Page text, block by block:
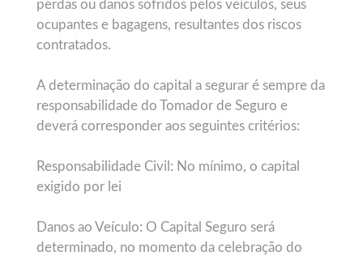
perdas ou danos sofridos pelos veículos, seus
ocupantes e bagagens, resultantes dos riscos
contratados.
A determinação do capital a segurar é sempre da
responsabilidade do Tomador de Seguro e
deverá corresponder aos seguintes critérios:
Responsabilidade Civil: No mínimo, o capital
exigido por lei
Danos ao Veículo: O Capital Seguro será
determinado, no momento da celebração do